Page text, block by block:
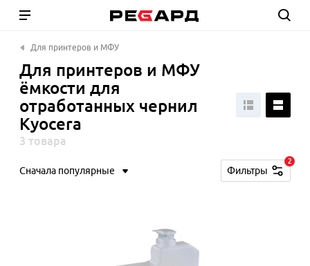
Для принтеров и МФУ
Для принтеров и МФУ
ёмкости для
отработанных чернил
Kyocera
3 товара
Сначала популярные Фильтры
2